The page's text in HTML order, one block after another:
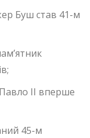
Буш став 41-м
II вперше
45-м